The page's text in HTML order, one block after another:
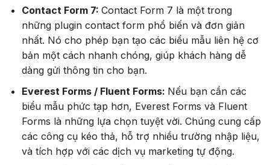
Contact Form 7: Contact Form 7 là một trong
những plugin contact form phổ biến và đơn giản
nhất. Nó cho phép bạn tạo các biểu mẫu liên hệ cơ
bản một cách nhanh chóng, giúp khách hàng dễ
dàng gửi thông tin cho bạn.
Everest Forms / Fluent Forms: Nếu bạn cần các
biểu mẫu phức tạp hơn, Everest Forms và Fluent
Forms là những lựa chọn tuyệt vời. Chúng cung cấp
các công cụ kéo thả, hỗ trợ nhiều trường nhập liệu,
và tích hợp với các dịch vụ marketing tự động.